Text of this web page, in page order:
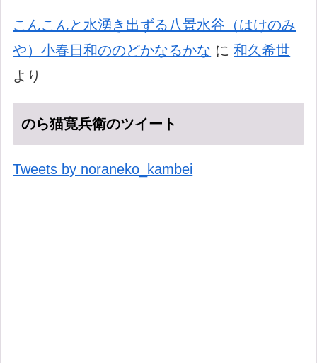
こんこんと水湧き出ずる八景水谷（はけのみ
や）小春日和ののどかなるかな に和久希世
より
のら猫寛兵衛のツイート
Tweets by noraneko_kambei